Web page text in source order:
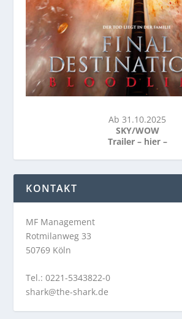
Ab 31.10.2025
SKY/WOW
Trailer – hier –
KONTAKT
MF Management
Rotmilanweg 33
50769 Köln
Tel.: 0221-5343822-0
shark@the-shark.de